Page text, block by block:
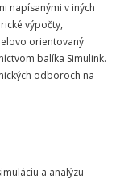
napísanými v iných
výpočty,
orientovaný
balíka Simulink.
odboroch na
a analýzu